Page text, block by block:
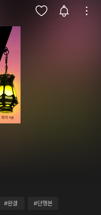
#완결 #단행본